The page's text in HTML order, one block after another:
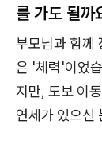
를 가도 될까
부모님과 함께
은 '체력'이었
지만, 도보 이
연세가 있으신